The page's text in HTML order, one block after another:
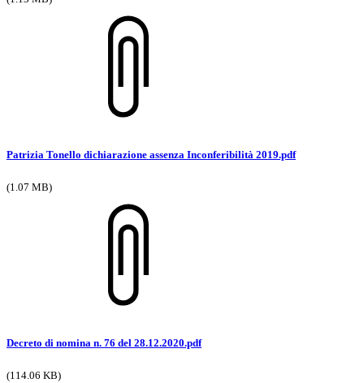
Patrizia Tonello dichiarazione assenza Inconferibilità 2019.pdf
(1.07 MB)
Decreto di nomina n. 76 del 28.12.2020.pdf
(114.06 KB)